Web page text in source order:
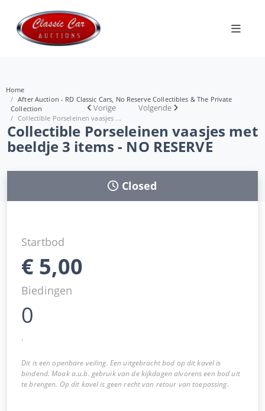
Home
After Auction - RD Classic Cars, No Reserve Collectibles & The Private
Collection
Collectible Porseleinen vaasjes ...
Vorige Volgende
Collectible Porseleinen vaasjes met
beeldje 3 items - NO RESERVE
Closed
Startbod
€ 5,00
Biedingen
0
.
Dit is een openbare veiling. Een uitgebracht bod op dit kavel is
bindend. Maak a.u.b. gebruik van de kijkdagen alvorens een bod uit
te brengen. Op dit kavel is geen recht van retour van toepassing.